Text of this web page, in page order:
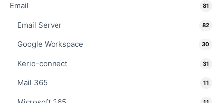
Email 81
Email Server 82
Google Workspace 30
Kerio-connect 31
Mail 365 11